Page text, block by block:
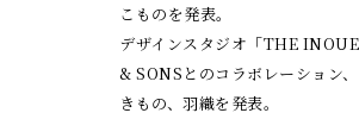
こものを発表。
デザインスタジオ「THE
& SONSとのコラボレーション
きもの、羽織を発表。